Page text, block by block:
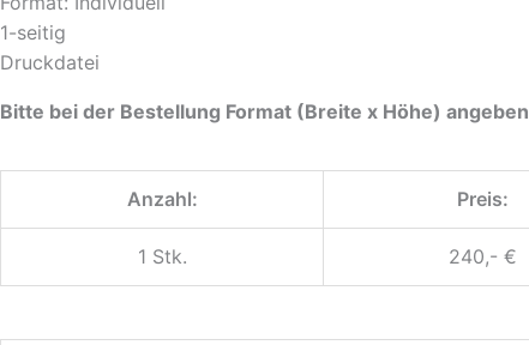
1-seitig
Druckdatei
Bitte bei der Bestellung Format (Breite x Höhe) angeben
Anzahl: Preis:
1 Stk. 240,- €